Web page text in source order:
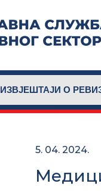
ИЗВЈЕШТАЈИ О
5. 04. 2024.